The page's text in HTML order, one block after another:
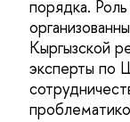
порядка.
Кыргызской
эксперты по